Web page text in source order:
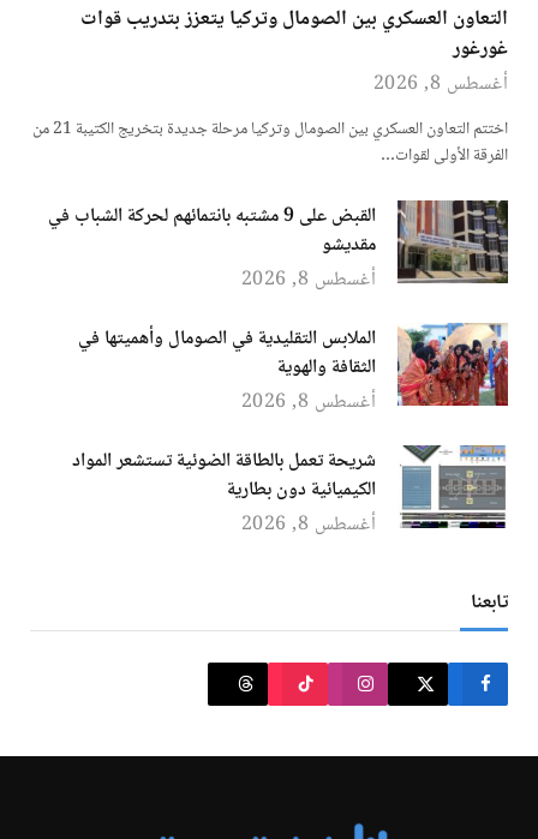
التعاون العسكري بين الصومال وتركيا يتعزز بتدريب قوات
غورغور
أغسطس 8, 2026
اختتم التعاون العسكري بين الصومال وتركيا مرحلة جديدة بتخريج الكتيبة 21 من
الفرقة الأولى لقوات…
القبض على 9 مشتبه بانتمائهم لحركة الشباب في
مقديشو
أغسطس 8, 2026
الملابس التقليدية في الصومال وأهميتها في
الثقافة والهوية
أغسطس 8, 2026
شريحة تعمل بالطاقة الضوئية تستشعر المواد
الكيميائية دون بطارية
أغسطس 8, 2026
تابعنا